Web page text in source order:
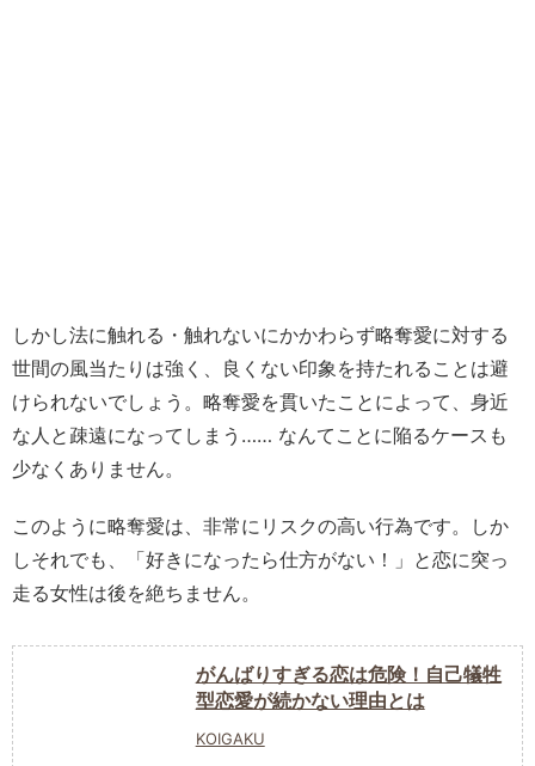
しかし法に触れる・触れないにかかわらず略奪愛に対する
世間の風当たりは強く、良くない印象を持たれることは避
けられないでしょう。略奪愛を貫いたことによって、身近
な人と疎遠になってしまう…… なんてことに陥るケースも
少なくありません。
このように略奪愛は、非常にリスクの高い行為です。しか
しそれでも、「好きになったら仕方がない！」と恋に突っ
走る女性は後を絶ちません。
がんばりすぎる恋は危険！自己犠牲
型恋愛が続かない理由とは
KOIGAKU